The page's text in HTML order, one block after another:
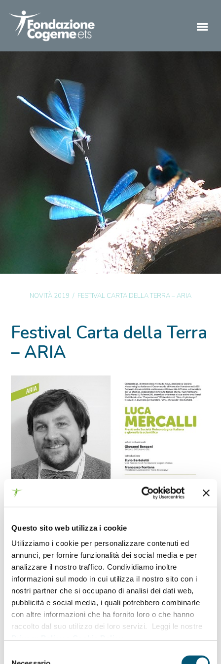
Questo sito web utilizza i cookie
Utilizziamo i cookie per personalizzare contenuti ed
annunci, per fornire funzionalità dei social media e per
analizzare il nostro traffico. Condividiamo inoltre
informazioni sul modo in cui utilizza il nostro sito con i
nostri partner che si occupano di analisi dei dati web,
pubblicità e social media, i quali potrebbero combinarle
con altre informazioni che ha fornito loro o che hanno
raccolto dal suo utilizzo dei loro servizi. Leggi le nostre
NOVITÀ 2019 / FESTIVAL CARTA DELLA TERRA – ARIA
Festival Carta della Terra
– ARIA
7 MARZO 2019
Giovedì 7 Marzo 2019si terrà, dalle ore 20.30 in
Piazza Statuto,4 presso l’Asilo dei creativi a Meano
di Corzano (BS), il quarto appuntamento
delFestival Carta della Terra.
Protagonista in questa occasione è l’aria con il
contributo del giornalista scientifico, climatologo